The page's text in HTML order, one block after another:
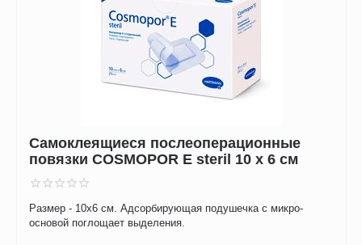
Самоклеящиеся послеоперационные
повязки COSMOPOR E steril 10 х 6 см
Размер - 10х6 см. Адсорбирующая подушечка с микро-
основой поглощает выделения.